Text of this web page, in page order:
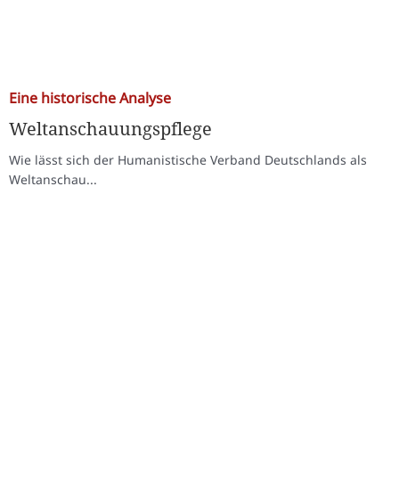
Eine historische Analyse
Weltanschauungspflege
Wie lässt sich der Humanistische Verband Deutschlands als
Weltanschau...